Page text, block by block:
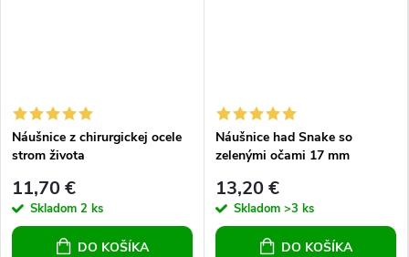
Náušnice z chirurgickej ocele
strom života
11,70 €
Skladom 2 ks
DO KOŠÍKA
Náušnice had Snake so
zelenými očami 17 mm
13,20 €
Skladom >3 ks
DO KOŠÍKA